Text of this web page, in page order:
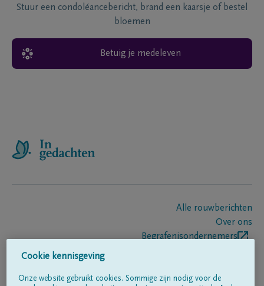
Stuur een condoléancebericht, brand een kaarsje of bestel
bloemen
Betuig je medeleven
Alle rouwberichten
Over ons
Begrafenisondernemers
Cookie kennisgeving
Onze website gebruikt cookies. Sommige zijn nodig voor de